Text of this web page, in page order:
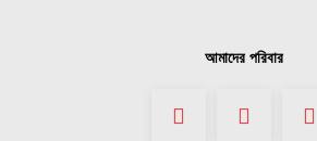
আমাদের পরিবার